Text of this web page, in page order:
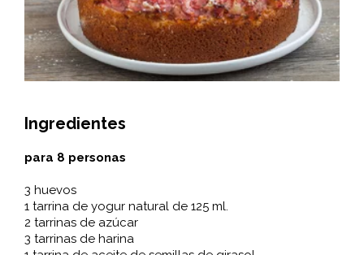
Ingredientes
para 8 personas
3 huevos
1 tarrina de yogur natural de 125 ml.
2 tarrinas de azúcar
3 tarrinas de harina